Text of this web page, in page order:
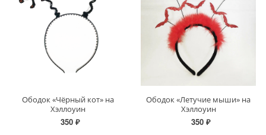
Ободок «Чёрный кот» на
Хэллоуин
350 ₽
Ободок «Летучие мыши» на
Хэллоуин
350 ₽